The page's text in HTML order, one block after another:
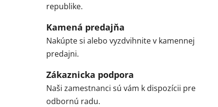
republike.
Kamená predajňa
Nakúpte si alebo vyzdvihnite v kamennej
predajni.
Zákaznicka podpora
Naši zamestnanci sú vám k dispozícii pre
odbornú radu.